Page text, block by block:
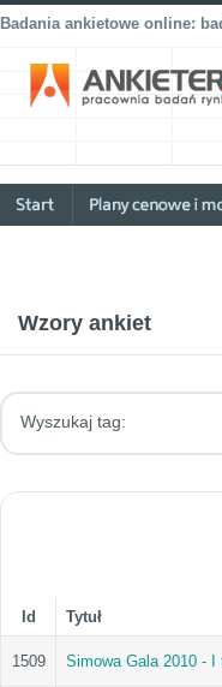
Badania ankietowe online:
Wzory ankiet
Wyszukaj tag:
Id Tytuł
1509 Simowa Gala 2010 - I